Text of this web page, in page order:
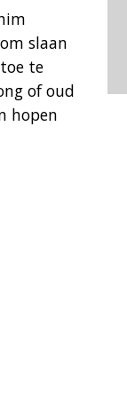
slaan
te
of oud
hopen